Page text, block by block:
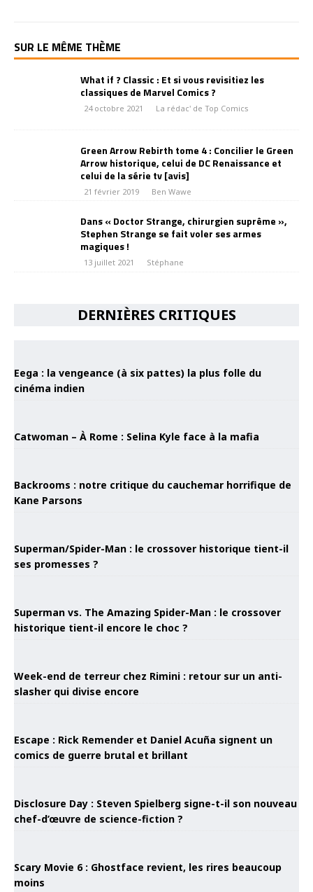
SUR LE MÊME THÈME
What if ? Classic : Et si vous revisitiez les
classiques de Marvel Comics ?
24 octobre 2021 La rédac' de Top Comics
Green Arrow Rebirth tome 4 : Concilier le Green
Arrow historique, celui de DC Renaissance et
celui de la série tv [avis]
21 février 2019 Ben Wawe
Dans « Doctor Strange, chirurgien suprême »,
Stephen Strange se fait voler ses armes
magiques !
13 juillet 2021 Stéphane
DERNIÈRES CRITIQUES
Eega : la vengeance (à six pattes) la plus folle du
cinéma indien
Catwoman – À Rome : Selina Kyle face à la mafia
Backrooms : notre critique du cauchemar horrifique de
Kane Parsons
Superman/Spider-Man : le crossover historique tient-il
ses promesses ?
Superman vs. The Amazing Spider-Man : le crossover
historique tient-il encore le choc ?
Week-end de terreur chez Rimini : retour sur un anti-
slasher qui divise encore
Escape : Rick Remender et Daniel Acuña signent un
comics de guerre brutal et brillant
Disclosure Day : Steven Spielberg signe-t-il son nouveau
chef-d’œuvre de science-fiction ?
Scary Movie 6 : Ghostface revient, les rires beaucoup
moins